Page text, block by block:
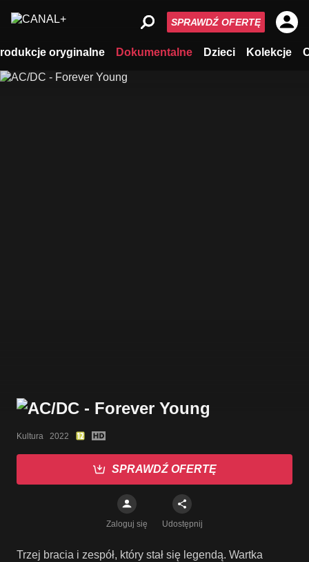
oryginalne Dokumentalne Dzieci Kolekcje
SPRAWDŹ OFERTĘ
Kultura   2022
SPRAWDŹ OFERTĘ
Zaloguj się Udostępnij
Trzej bracia i zespół, który stał się legendą. Wartka